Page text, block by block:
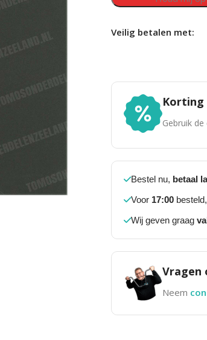
Veilig betalen met:
Korting
Gebruik de
Bestel nu, betaal
Voor 17:00
Wij geven graag
Vragen
Neem